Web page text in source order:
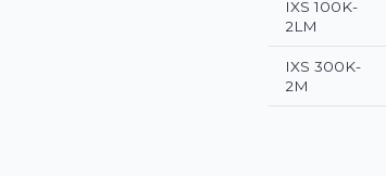
IXS 100K-
2LM
IXS 300K-
2M